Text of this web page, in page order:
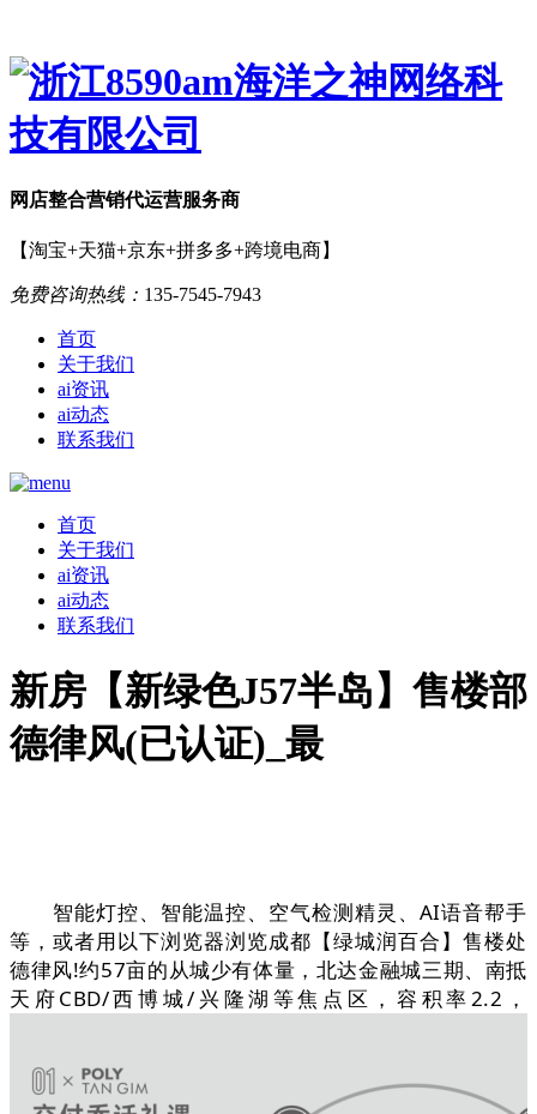
网店整合营销代运营服务商
【淘宝+天猫+京东+拼多多+跨境电商】
免费咨询热线： 135-7545-7943
首页
关于我们
ai资讯
ai动态
联系我们
首页
关于我们
ai资讯
ai动态
联系我们
新房【新绿色J57半岛】售楼部
德律风(已认证)_最
智能灯控、智能温控、空气检测精灵、AI语音帮手
等，或者用以下浏览器浏览成都【绿城润百合】售楼处
德律风!约57亩的从城少有体量，北达金融城三期、南抵
天府CBD/西博城/兴隆湖等焦点区，容积率2.2，